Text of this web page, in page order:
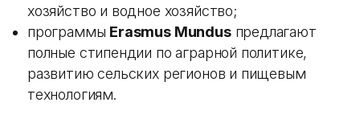
хозяйство и водное хозяйство;
программы Erasmus Mundusпредлагают
полные стипендии по аграрной политике,
развитию сельских регионов и пищевым
технологиям.